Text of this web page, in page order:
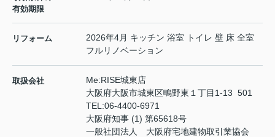
有効期限
リフォーム
2026年4月 キッチン 浴室 トイレ 壁 床 全室
フルリノベーション
取扱会社
Me:RISE城東店
大阪府大阪市城東区鴫野東１丁目1-13 501
TEL:06-4400-6971
大阪府知事 (1) 第65618号
一般社団法人 大阪府宅地建物取引業協会